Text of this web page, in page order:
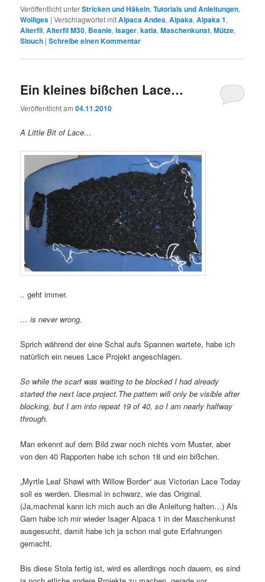
Veröffentlicht unterStricken und Häkeln,Tutorials und Anleitungen,
Wolliges |Verschlagwortet mitAlpaca Andes,Alpaka,Alpaka 1,
Alterfil,Alterfil M30, Beanie,Isager,katia,Maschenkunst,Mütze,
Slouch |Schreibe einen Kommentar
Ein kleines bißchen Lace…
Veröffentlicht am04.11.2010
A Little Bit of Lace…
.. geht immer.
… is never wrong.
Sprich während der eine Schal aufs Spannen wartete, habe ich
natürlich ein neues Lace Projekt angeschlagen.
So while the scarf was waiting to be blocked I had already
started the next lace project.The pattern will only be visible after
blocking, but I am into repeat 19 of 40, so I am nearly halfway
through.
Man erkennt auf dem Bild zwar noch nichts vom Muster, aber
von den 40 Rapporten habe ich schon 18 und ein bißchen.
„Myrtle Leaf Shawl with Willow Border“ aus Victorian Lace Today
soll es werden. Diesmal in schwarz, wie das Original.
(Ja,machmal kann ich mich auch an die Anleitung halten…) Als
Garn habe ich mir wieder Isager Alpaca 1 in der Maschenkunst
ausgesucht, damit habe ich ja schon mal gute Erfahrungen
gemacht.
Bis diese Stola fertig ist, wird es allerdings noch dauern, es sind